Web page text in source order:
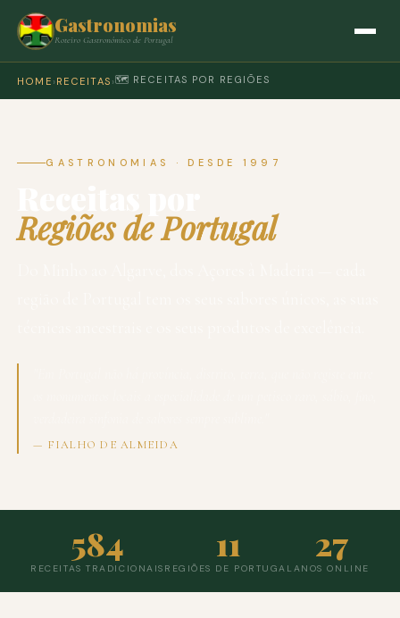
Gastronomias
Roteiro Gastronómico de Portugal
HOME › RECEITAS ›🗺️ RECEITAS POR REGIÕES
GASTRONOMIAS · DESDE 1997
Regiões de Portugal
— FIALHO DE ALMEIDA
584
RECEITAS TRADICIONAIS
11
REGIÕES DE PORTUGAL
27
ANOS ONLINE